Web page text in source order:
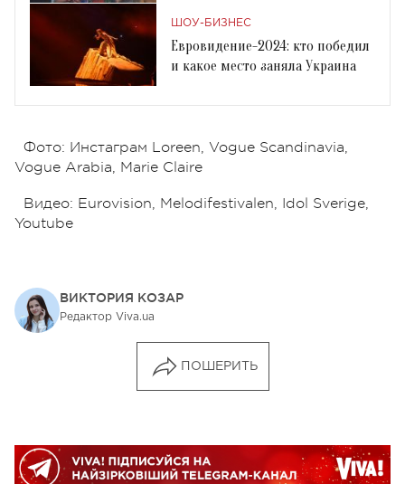
ШОУ-БИЗНЕС
Евровидение-2024: кто победил
и какое место заняла Украина
Фото: Инстаграм Loreen, Vogue Scandinavia,
Vogue Arabia, Marie Claire
Видео: Eurovision, Melodifestivalen, Idol Sverige,
Youtube
ВИКТОРИЯ КОЗАР
Редактор Viva.ua
ПОШЕРИТЬ